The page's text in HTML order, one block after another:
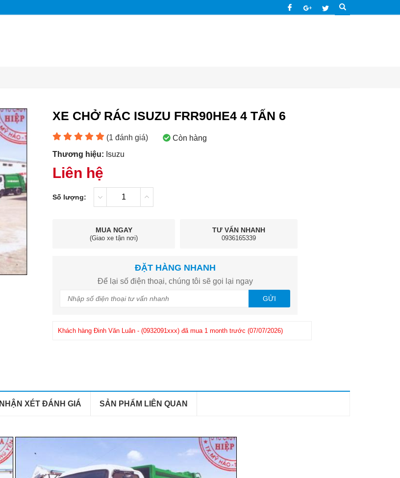
XE CHỞ RÁC ISUZU FRR90HE4 4 TẤN 6
(1 đánh giá)
Còn hàng
Thương hiệu: Isuzu
Liên hệ
Số lượng:
MUA NGAY
(Giao xe tận nơi)
TƯ VẤN NHANH
0936165339
ĐẶT HÀNG NHANH
Để lại số điện thoại, chúng tôi sẽ gọi lại ngay
GỬI
Khách hàng Phuong- (0908286xxx)đã mua 1 month trước (25/06/2026)
NHẬN XÉT ĐÁNH GIÁ SẢN PHẨM LIÊN QUAN